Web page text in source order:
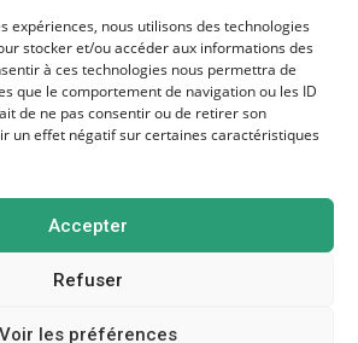
expériences, nous utilisons des technologies
stocker et/ou accéder aux informations des
à ces technologies nous permettra de
que le comportement de navigation ou les ID
de ne pas consentir ou de retirer son
un effet négatif sur certaines caractéristiques
Accepter
Refuser
Voir les préférences
bio en Bretagne à Cesson-
Sévigné (35)